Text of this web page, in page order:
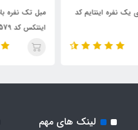
مبل تک نفره بادی گرد
لینک های مهم